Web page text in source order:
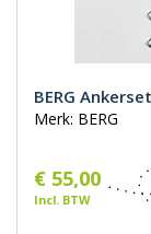
BERG Ankerset
Merk: BERG
€ 55,00
Incl. BTW